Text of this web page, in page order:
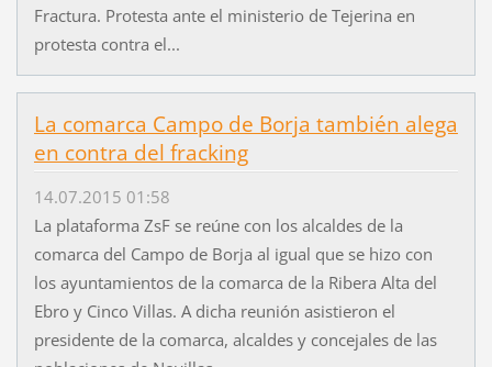
Fractura. Protesta ante el ministerio de Tejerina en
protesta contra el...
La comarca Campo de Borja también alega
en contra del fracking
14.07.2015 01:58
La plataforma ZsF se reúne con los alcaldes de la
comarca del Campo de Borja al igual que se hizo con
los ayuntamientos de la comarca de la Ribera Alta del
Ebro y Cinco Villas. A dicha reunión asistieron el
presidente de la comarca, alcaldes y concejales de las